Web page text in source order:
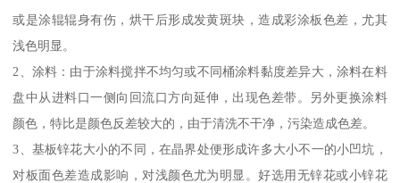
或是涂辊辊身有伤，烘干后形成发黄斑块，造成彩涂板色差，尤其
浅色明显。
2、涂料：由于涂料搅拌不均匀或不同桶涂料黏度差异大，涂料在料
盘中从进料口一侧向回流口方向延伸，出现色差带。另外更换涂料
颜色，特比是颜色反差较大的，由于清洗不干净，污染造成色差。
3、基板锌花大小的不同，在晶界处便形成许多大小不一的小凹坑，
对板面色差造成影响，对浅颜色尤为明显。好选用无锌花或小锌花